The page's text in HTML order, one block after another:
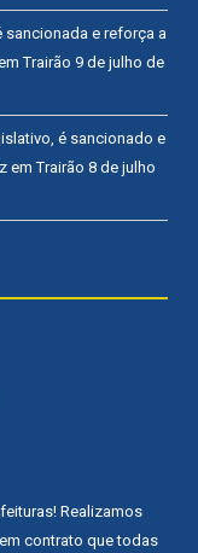
sancionada e reforça a
Trairão 9 de julho de
é sancionado e
em Trairão 8 de julho
! Realizamos
contrato que todas